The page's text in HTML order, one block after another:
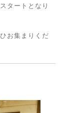
タートとなり
お集まりくだ